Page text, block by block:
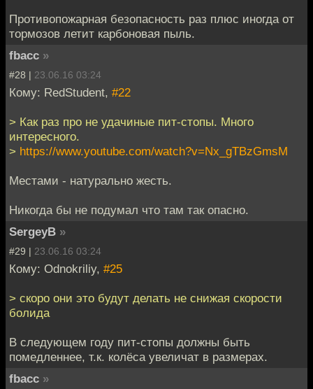
Противопожарная безопасность раз плюс иногда от
тормозов летит карбоновая пыль.
fbacc »
#28 | 23.06.16 03:24
Кому: RedStudent, #22
> Как раз про не удачиные пит-стопы. Много
интересного.
> https://www.youtube.com/watch?v=Nx_gTBzGmsM
Местами - натурально жесть.
Никогда бы не подумал что там так опасно.
SergeyB »
#29 | 23.06.16 03:24
Кому: Odnokriliy, #25
> скоро они это будут делать не снижая скорости
болида
В следующем году пит-стопы должны быть
помедленнее, т.к. колёса увеличат в размерах.
fbacc »